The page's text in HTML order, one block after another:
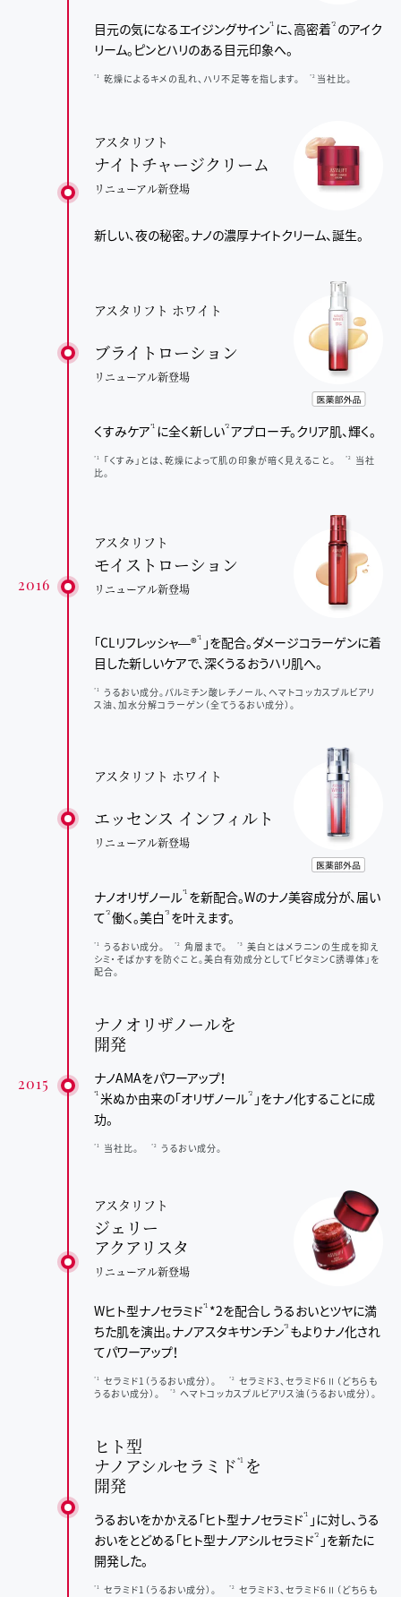
目元の気になるエイジングサイン*1 に、 高密着*2 のアイク
リーム。 ピンとハリのある目元印象へ。
*1 乾燥によるキメの乱れ、ハリ不足等を指します。 *2 当社比。
アスタリフト
ナイトチャージクリーム
リニューアル新登場
新しい、夜の秘密。ナノの濃厚ナイトクリーム、誕生。
アスタリフト ホワイト
ブライトローション
リニューアル新登場
くすみケア*1 に全く新しい*2 アプローチ。クリア肌、輝く。
*1 「くすみ」とは、乾燥によって肌の印象が暗く見えること。 *2
当社
比。
2016
アスタリフト
モイストローション
リニューアル新登場
「CLリフレッシャ―®*1 」を配合。ダメージコラーゲンに着
目した新しいケアで、深くうるおうハリ肌へ。
*1
うるおい成分。パルミチン酸レチノール、ヘマトコッカスプルビアリ
ス油、加水分解コラーゲン（全てうるおい成分）。
アスタリフト ホワイト
エッセンス インフィルト
リニューアル新登場
ナノオリザノール*1 を新配合。Wのナノ美容成分が、届い
て*2 働く。美白 *3 を叶えます。
*1 うるおい成分。 *2 角層まで。 *3
美白とはメラニンの生成を抑え
シミ・そばかすを防ぐこと。美白有効成分として「ビタミンC誘導体」を
配合。
2015
ナノオリザノールを
開発
ナノAMAをパワーアップ！
*1 米ぬか由来の「オリザノール*2 」をナノ化することに成
功。
*1 当社比。 *2 うるおい成分。
アスタリフト
ジェリー
アクアリスタ
リニューアル新登場
Wヒト型ナノセラミド*1 *2を配合し うるおいとツヤに満
ちた肌を演出。ナノアスタキサンチン*3 もよりナノ化され
てパワーアップ！
*1 セラミド1（うるおい成分）。 *2
セラミド3、セラミド6Ⅱ（どちらも
うるおい成分）。
*3 ヘマトコッカスプルビアリス油（うるおい成分）。
ヒト型
ナノアシルセラミド*1 を
開発
うるおいをかかえる「ヒト型ナノセラミド*1 」に対し、うる
おいをとどめる「ヒト型ナノアシルセラミド*2 」を新たに
開発した。
*1 セラミド1（うるおい成分）。 *2
セラミド3、セラミド6Ⅱ（どちらも